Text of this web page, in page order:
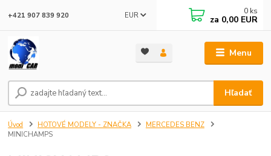
Menu
EUR
Hľadať
+421 907 839 920 0 ks
za 0,00 EUR
Úvod HOTOVÉ MODELY - ZNAČKA
MERCEDES BENZ
MINICHAMPS